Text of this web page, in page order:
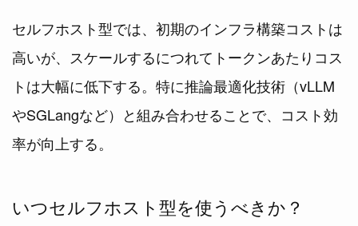
セルフホスト型では、初期のインフラ構築コストは
高いが、スケールするにつれてトークンあたりコス
トは大幅に低下する。特に推論最適化技術（vLLM
やSGLangなど）と組み合わせることで、コスト効
率が向上する。
いつセルフホスト型を使うべきか？